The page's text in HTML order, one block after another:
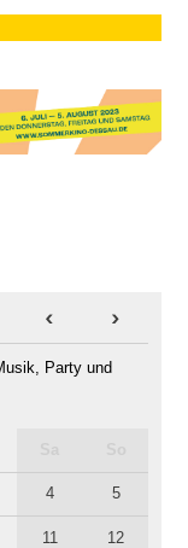
< >
Party und
4 5
11 12